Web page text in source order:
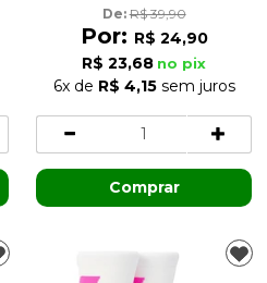
De: R$ 39,90
Por: R$ 24,90
R$ 23,68 no pix
6xde R$ 4,15sem juros
Comprar